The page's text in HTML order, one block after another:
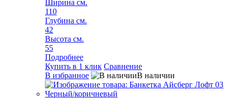
Ширина см.
110
Глубина см.
42
Высота см.
55
Подробнее
Купить в 1 клик Сравнение
В избранное
В наличии